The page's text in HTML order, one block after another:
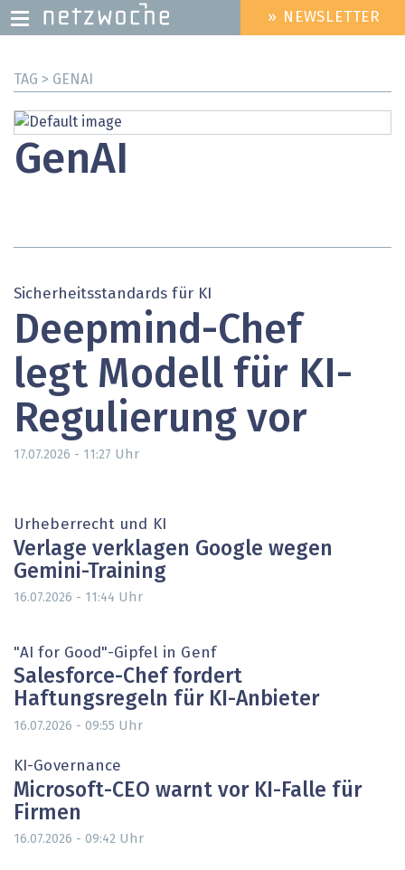
zum
HEADER
MENU
» NEWSLETTER
TAG > GENAI
GenAI
Sicherheitsstandards für KI
Deepmind-Chef
legt Modell für KI-
Regulierung vor
17.07.2026 - 11:27 Uhr
Urheberrecht und KI
Verlage verklagen Google wegen
Gemini-Training
16.07.2026 - 11:44 Uhr
"AI for Good"-Gipfel in Genf
Salesforce-Chef fordert
Haftungsregeln für KI-Anbieter
16.07.2026 - 09:55 Uhr
KI-Governance
Microsoft-CEO warnt vor KI-Falle für
Firmen
16.07.2026 - 09:42 Uhr